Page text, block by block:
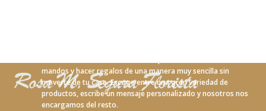
mandos y hacer regalos de una manera muy sencilla sin
moverte de tu casa. Escoge entre una gran variedad de
productos, escribe un mensaje personalizado y nosotros nos
encargamos del resto.